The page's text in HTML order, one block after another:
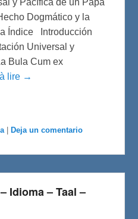
Dogmático y la
Índice Introducción
Universal y
Bula Cum ex
lire →
|Deja un comentario
Idioma – Taal –